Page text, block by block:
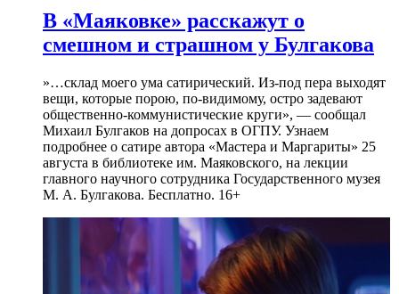
В «Маяковке» расскажут о
смешном и страшном у Булгакова
»…склад моего ума сатирический. Из-под пера выходят
вещи, которые порою, по-видимому, остро задевают
общественно-коммунистические круги», — сообщал
Михаил Булгаков на допросах в ОГПУ. Узнаем
подробнее о сатире автора «Мастера и Маргариты» 25
августа в библиотеке им. Маяковского, на лекции
главного научного сотрудника Государственного музея
М. А. Булгакова. Бесплатно. 16+